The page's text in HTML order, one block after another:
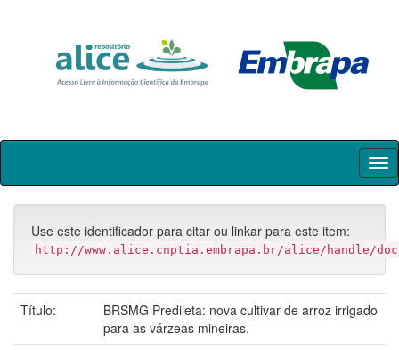
Skip
Use este identificador para citar ou linkar para este item:
http://www.alice.cnptia.embrapa.br/alice/handle/
Título:
BRSMG Predileta: nova cultivar de arroz irrigado
para as várzeas mineiras.